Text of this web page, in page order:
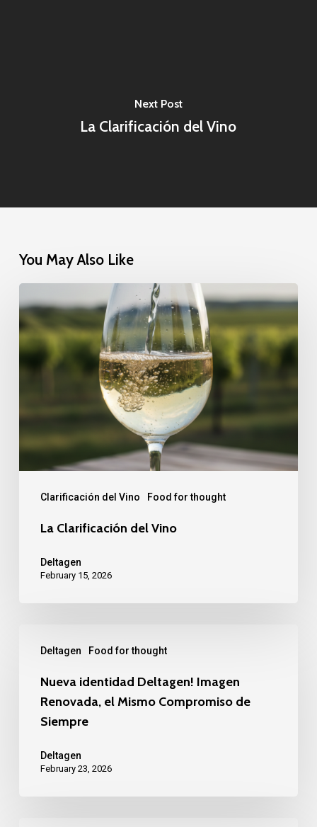
Next Post
La Clarificación del Vino
You May Also Like
Clarificación del Vino Food for thought
Clarificación
del
La Clarificación del Vino
Deltagen
February 15, 2026
Deltagen Food for thought
identidad
Deltagen!
Imagen
Renovada,
Mismo
Compromiso
Nueva identidad Deltagen! Imagen
Renovada, el Mismo Compromiso de
Siempre
Deltagen
February 23, 2026